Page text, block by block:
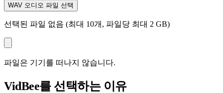
WAV 오디오 파일 선택
선택된 파일 없음 (최대 10개, 파일당 최대 2 GB)
파일은 기기를 떠나지 않습니다.
VidBee를 선택하는 이유